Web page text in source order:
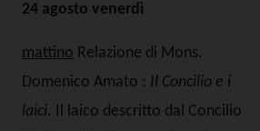
24 agosto venerdì
mattino Relazione di Mons.
Domenico Amato : Il Concilio e i
laici. Il laico descritto dal Concilio